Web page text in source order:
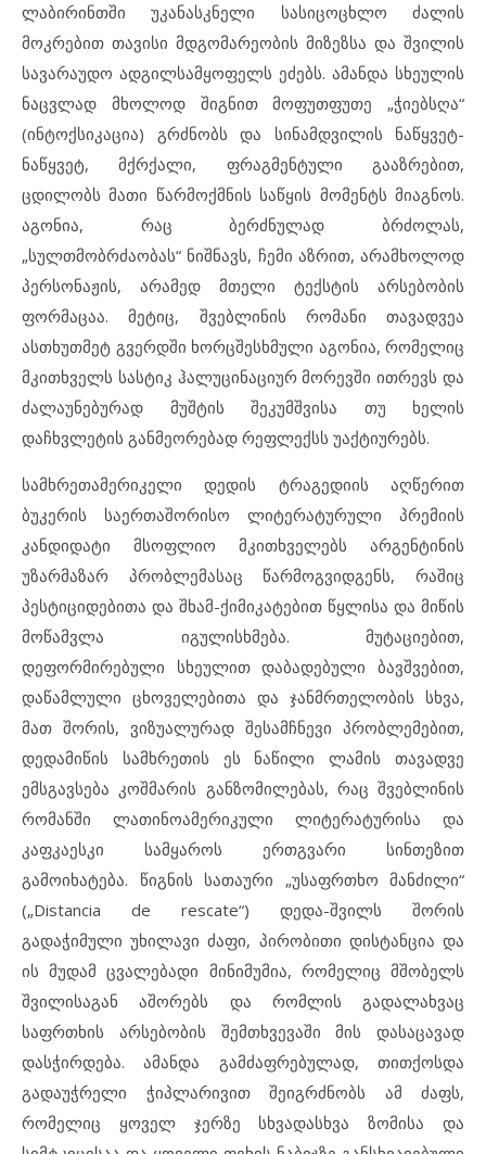
ლაბირინთში უკანასკნელი სასიცოცხლო ძალის
მოკრებით თავისი მდგომარეობის მიზეზსა და შვილის
სავარაუდო ადგილსამყოფელს ეძებს. ამანდა სხეულის
ნაცვლად მხოლოდ შიგნით მოფუთფუთე „ჭიებსღა“
(ინტოქსიკაცია) გრძნობს და სინამდვილის ნაწყვეტ-
ნაწყვეტ, მქრქალი, ფრაგმენტული გააზრებით,
ცდილობს მათი წარმოქმნის საწყის მომენტს მიაგნოს.
აგონია, რაც ბერძნულად ბრძოლას,
„სულთმობრძაობას“ ნიშნავს, ჩემი აზრით, არამხოლოდ
პერსონაჟის, არამედ მთელი ტექსტის არსებობის
ფორმაცაა. მეტიც, შვებლინის რომანი თავადვეა
ასთხუთმეტ გვერდში ხორცშესხმული აგონია, რომელიც
მკითხველს სასტიკ ჰალუცინაციურ მორევში ითრევს და
ძალაუნებურად მუშტის შეკუმშვისა თუ ხელის
დაჩხვლეტის განმეორებად რეფლექსს უაქტიურებს.
სამხრეთამერიკელი დედის ტრაგედიის აღწერით
ბუკერის საერთაშორისო ლიტერატურული პრემიის
კანდიდატი მსოფლიო მკითხველებს არგენტინის
უზარმაზარ პრობლემასაც წარმოგვიდგენს, რაშიც
პესტიციდებითა და შხამ-ქიმიკატებით წყლისა და მიწის
მოწამვლა იგულისხმება. მუტაციებით,
დეფორმირებული სხეულით დაბადებული ბავშვებით,
დაწამლული ცხოველებითა და ჯანმრთელობის სხვა,
მათ შორის, ვიზუალურად შესამჩნევი პრობლემებით,
დედამიწის სამხრეთის ეს ნაწილი ლამის თავადვე
ემსგავსება კოშმარის განზომილებას, რაც შვებლინის
რომანში ლათინოამერიკული ლიტერატურისა და
კაფკაესკი სამყაროს ერთგვარი სინთეზით
გამოიხატება. წიგნის სათაური „უსაფრთხო მანძილი“
(„Distancia de rescate“) დედა-შვილს შორის
გადაჭიმული უხილავი ძაფი, პირობითი დისტანცია და
ის მუდამ ცვალებადი მინიმუმია, რომელიც მშობელს
შვილისაგან აშორებს და რომლის გადალახვაც
საფრთხის არსებობის შემთხვევაში მის დასაცავად
დასჭირდება. ამანდა გამძაფრებულად, თითქოსდა
გადაუჭრელი ჭიპლარივით შეიგრძნობს ამ ძაფს,
რომელიც ყოველ ჯერზე სხვადასხვა ზომისა და